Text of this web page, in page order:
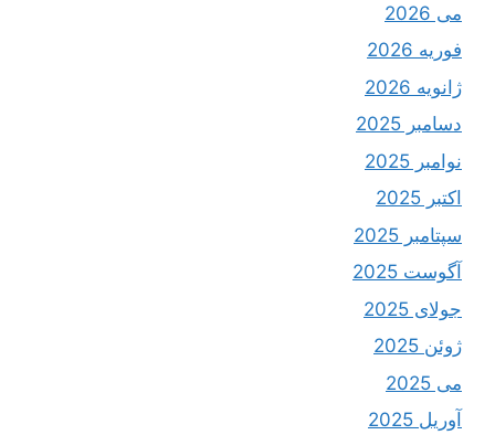
می 2026
فوریه 2026
ژانویه 2026
دسامبر 2025
نوامبر 2025
اکتبر 2025
سپتامبر 2025
آگوست 2025
جولای 2025
ژوئن 2025
می 2025
آوریل 2025